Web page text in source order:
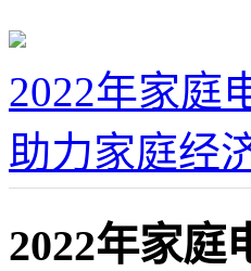
2022年家庭
助力家庭经
2022年家庭